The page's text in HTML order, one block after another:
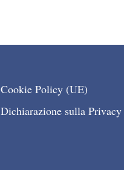
Cookie Policy (UE)
Dichiarazione sulla